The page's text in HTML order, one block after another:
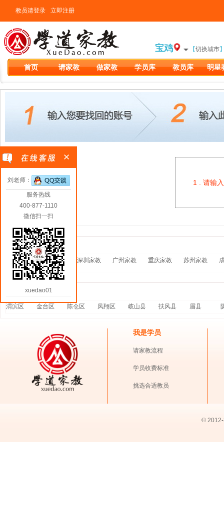
教员请登录 立即注册
宝鸡 【切换城市
首页 请家教 做家教 学员库 教员库 明星
1 . 请输
热门家教
北京家教 上海家教 深圳家教 广州家教 重庆家教 苏州家教
分站家教
渭滨区 金台区 陈仓区 凤翔区 岐山县 扶风县 眉县
我是学员
请家教流程
学员收费标准
挑选合适教员
©
刘老师：
服务热线
400-877-1110
微信扫一扫
xuedao01